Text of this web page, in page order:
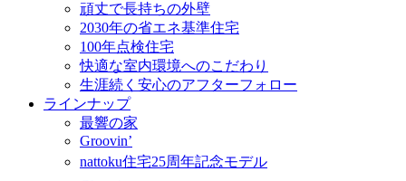
頑丈で長持ちの外壁
2030年の省エネ基準住宅
100年点検住宅
快適な室内環境へのこだわり
生涯続く安心のアフターフォロー
ラインナップ
最響の家
Groovin’
nattoku住宅25周年記念モデル